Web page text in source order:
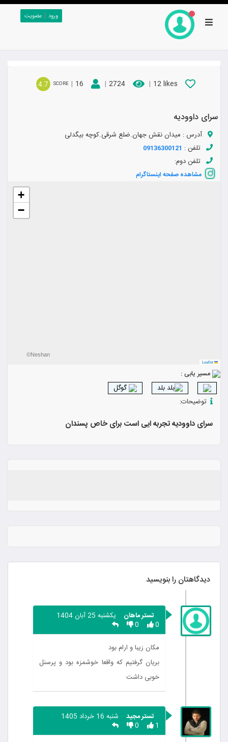
ورود | عضویت
12 likes
|
2724
|
16
|
SCORE
4.7
سرای داوودیه
آدرس : میدان نقش جهان.ضلع شرقی.کوچه بیگدلی
تلفن : 09136300121
تلفن دوم:
مشاهده صفحه اینستاگرام
+
−
Leaflet
©Neshan
مسیر یابی :
بلد
گوگل
توضیحات:
سرای داوودیه تجربه ایی است برای خاص پسندان
دیدگاهتان را بنویسید
تستر ماهان
یکشنبه 25 آبان 1404
0
0
مکان زیبا و ارام بود
بریان گرفتیم که واقعا خوشمزه بود و پرسنل
خوبی داشت
تستر مجید
شنبه 16 خرداد 1405
1
0